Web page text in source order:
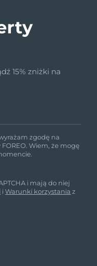
15% zniżki na
zgodę na
Wiem, że mogę
i mają do niej
iWarunki korzystania z